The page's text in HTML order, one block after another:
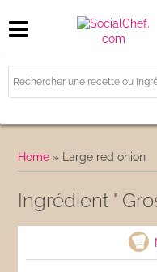
Home » Large red onion
Ingrédient "